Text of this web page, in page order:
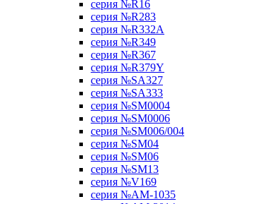
серия №R16
серия №R283
серия №R332A
серия №R349
серия №R367
серия №R379Y
серия №SA327
серия №SA333
серия №SM0004
серия №SM0006
серия №SM006/004
серия №SM04
серия №SM06
серия №SM13
серия №V169
серия №АМ-1035